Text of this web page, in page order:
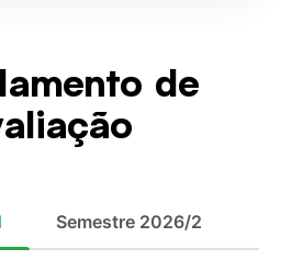
de
Semestre 2026/2